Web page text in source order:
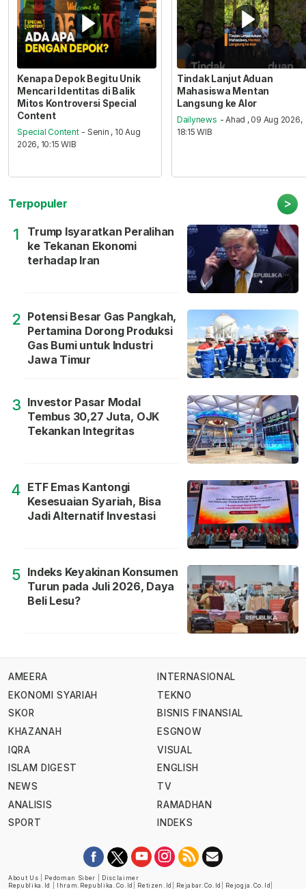
Kenapa Depok Begitu Unik
Mencari Identitas di Balik
Mitos Kontroversi Special
Content
Special Content - Senin , 10 Aug
2026, 10:15 WIB
Tindak Lanjut Aduan
Mahasiswa Mentan
Langsung ke Alor
Dailynews - Ahad , 09 Aug 2026,
18:15 WIB
Terpopuler >
1
Trump Isyaratkan Peralihan
ke Tekanan Ekonomi
terhadap Iran
2 Potensi Besar Gas Pangkah,
Pertamina Dorong Produksi
Gas Bumi untuk Industri
Jawa Timur
3 Investor Pasar Modal
Tembus 30,27 Juta, OJK
Tekankan Integritas
4 ETF Emas Kantongi
Kesesuaian Syariah, Bisa
Jadi Alternatif Investasi
5 Indeks Keyakinan Konsumen
Turun pada Juli 2026, Daya
Beli Lesu?
AMEERA
EKONOMI SYARIAH
SKOR
KHAZANAH
IQRA
ISLAM DIGEST
NEWS
ANALISIS
SPORT
INTERNASIONAL
TEKNO
BISNIS FINANSIAL
ESGNOW
VISUAL
ENGLISH
TV
RAMADHAN
INDEKS
About Us Pedoman Siber
Disclaimer
Republika.id
Ihram.republika.co.id Retizen.id Rejabar.co.id Rejogja.co.id